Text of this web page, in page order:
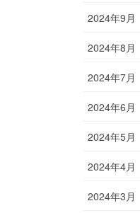
2024年9月
2024年8月
2024年7月
2024年6月
2024年5月
2024年4月
2024年3月